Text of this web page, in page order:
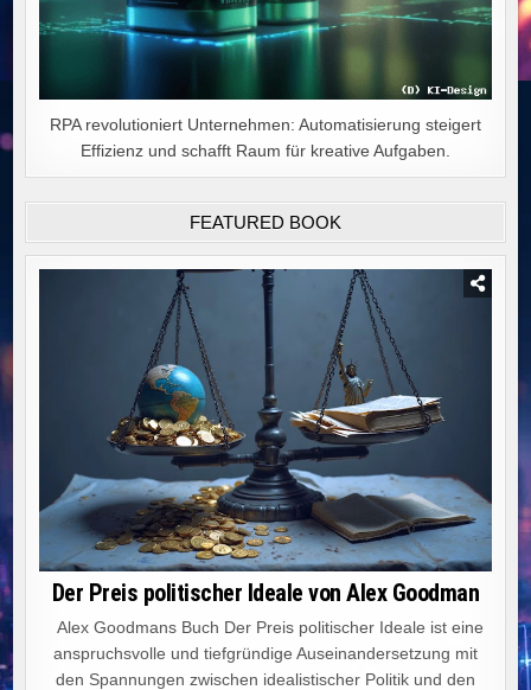
RPA revolutioniert Unternehmen: Automatisierung steigert
Effizienz und schafft Raum für kreative Aufgaben.
FEATURED BOOK
Der Preis politischer Ideale von Alex Goodman
Alex Goodmans Buch Der Preis politischer Ideale ist eine
anspruchsvolle und tiefgründige Auseinandersetzung mit
den Spannungen zwischen idealistischer Politik und den